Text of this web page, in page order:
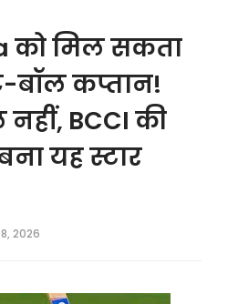
को मिल सकता
बॉल कप्तान!
BCCI की
यह स्टार
2026